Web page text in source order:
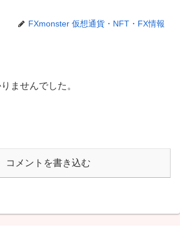
FXmonster 仮想通貨・NFT・FX情報
ませんでした。
コメントを書き込む